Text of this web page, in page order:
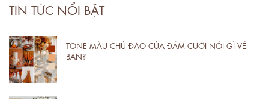
TIN TỨC NỔI BẬT
TONE MÀU CHỦ ĐẠO CỦA ĐÁM CƯỚI NÓI GÌ VỀ
BẠN?